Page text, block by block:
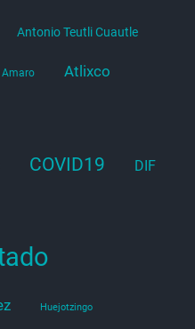
Antonio Teutli Cuautle
Atlixco
COVID19 DIF
Huejotzingo